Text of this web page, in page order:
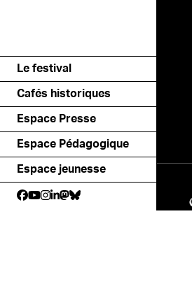
Le festival
Cafés historiques
Espace Presse
Espace Pédagogique
Espace jeunesse